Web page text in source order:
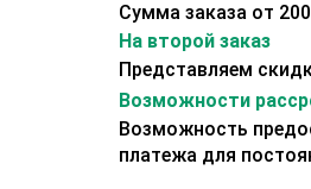
Сумма заказа от 200
На второй заказ
Представляем
Возможности
Возможность
платежа для